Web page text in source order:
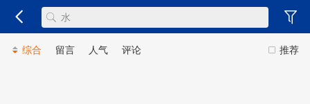
推荐
综合 留言 人气 评论